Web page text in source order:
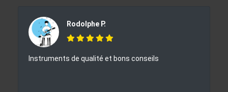
Rodolphe P.
Instruments de qualité et bons conseils